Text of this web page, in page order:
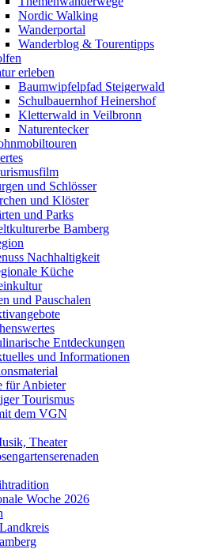
Nordic Walking
Wanderportal
Wanderblog & Tourentipps
erleben
Baumwipfelpfad Steigerwald
Schulbauernhof Heinershof
Kletterwald in Veilbronn
Naturentecker
und Schlösser
und Klöster
und Parks
Bamberg
Nachhaltigkeit
Küche
und Pauschalen
Entdeckungen
und Informationen
für Anbieter
Tourismus
dem VGN
Theater
Woche 2026